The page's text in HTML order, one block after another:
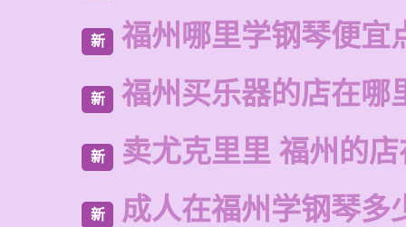
新 福州哪里学钢琴便宜
新 福州买乐器的店在哪
新 卖尤克里里 福州的
新 成人在福州学钢琴多